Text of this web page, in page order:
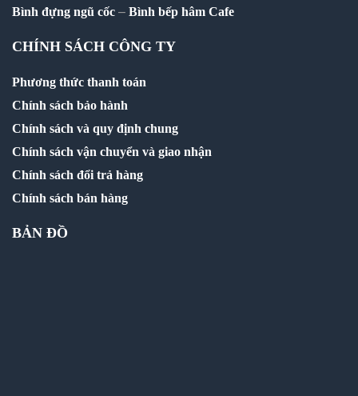
Bình đựng ngũ cốc – Bình bếp hâm Cafe
CHÍNH SÁCH CÔNG TY
Phương thức thanh toán
Chính sách bảo hành
Chính sách và quy định chung
Chính sách vận chuyển và giao nhận
Chính sách đổi trả hàng
Chính sách bán hàng
BẢN ĐỒ